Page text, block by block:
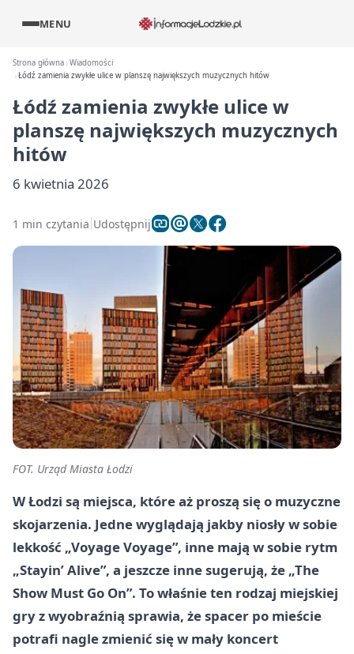
MENU
Strona główna Wiadomości
Łódź zamienia zwykłe ulice w planszę największych muzycznych hitów
Łódź zamienia zwykłe ulice w
planszę największych muzycznych
hitów
6 kwietnia 2026
1 min czytania Udostępnij
FOT. Urząd Miasta Łodzi
W Łodzi są miejsca, które aż proszą się o muzyczne
skojarzenia. Jedne wyglądają jakby niosły w sobie
lekkość „Voyage Voyage”, inne mają w sobie rytm
„Stayin’ Alive”, a jeszcze inne sugerują, że „The
Show Must Go On”. To właśnie ten rodzaj miejskiej
gry z wyobraźnią sprawia, że spacer po mieście
potrafi nagle zmienić się w mały koncert